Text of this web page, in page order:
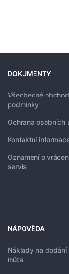
DOKUMENTY
Všeobecné
podmínky
Ochrana osobních
Kontaktní
Oznámení o
servis
NÁPOVĚDA
Náklady na dodání
lhůta